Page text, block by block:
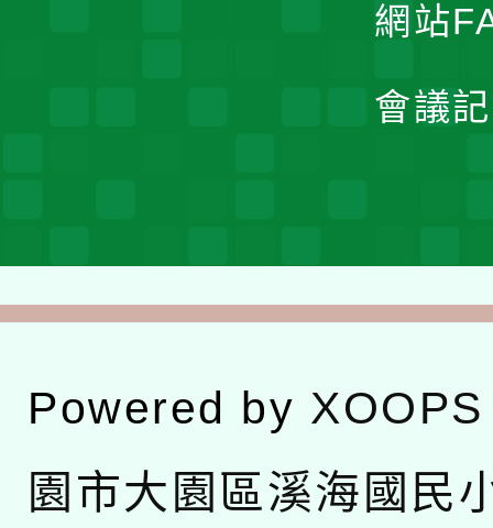
網站
會議
Powered by XOOPS
園市大園區溪海國民